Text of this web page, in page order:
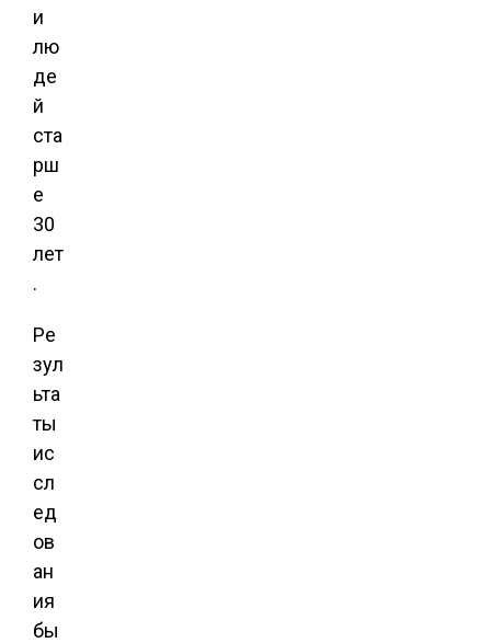
и
лю
де
й
ста
рш
е
30
лет
.
Ре
зул
ьта
ты
ис
сл
ед
ов
ан
ия
бы